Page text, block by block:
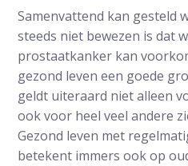
Samenvattend kan gesteld
steeds niet bewezen is dat
prostaatkanker kan
gezond leven een goede
geldt uiteraard niet alleen
ook voor heel veel andere
Gezond leven met
betekent immers ook op